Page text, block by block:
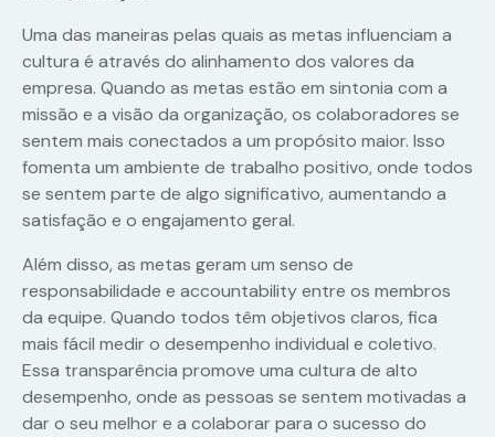
Uma das maneiras pelas quais as metas influenciam a
cultura é através do alinhamento dos valores da
empresa. Quando as metas estão em sintonia com a
missão e a visão da organização, os colaboradores se
sentem mais conectados a um propósito maior. Isso
fomenta um ambiente de trabalho positivo, onde todos
se sentem parte de algo significativo, aumentando a
satisfação e o engajamento geral.
Além disso, as metas geram um senso de
responsabilidade e accountability entre os membros
da equipe. Quando todos têm objetivos claros, fica
mais fácil medir o desempenho individual e coletivo.
Essa transparência promove uma cultura de alto
desempenho, onde as pessoas se sentem motivadas a
dar o seu melhor e a colaborar para o sucesso do